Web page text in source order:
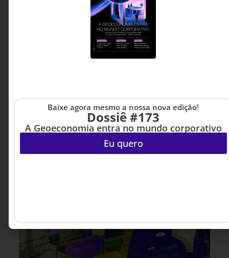
ferramentas de cultura, engajamento e
construção de relacionamentos, a escolha dos
destinos deixa de ser uma decisão operacional.
Este artigo explora como experiências, conexões
humanas e identidade local estão redefinindo o
desenvolvimento econômico e cultural.
Aziz Camali Constantino -
Idealizador e cofundador
do Oxigênio Ilhabela
5 MINUTOS MIN DE LEITURA
Baixe agora mesmo a nossa nova edição!
Dossiê #173
A Geoeconomia entra no mundo corporativo
Eu quero